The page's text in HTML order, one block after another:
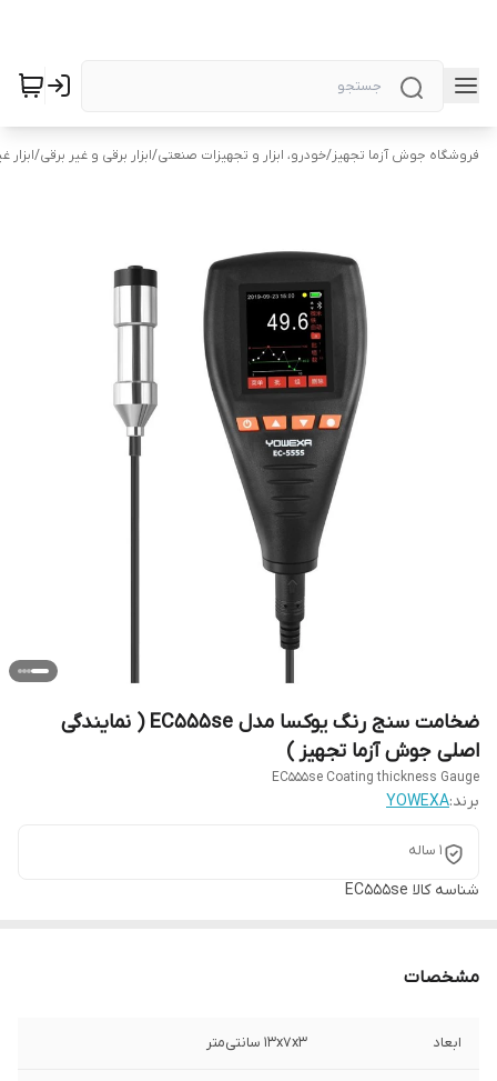
فروشگاه جوش آزما تجهیز/خودرو، ابزار و تجهیزات صنعتی/ابزار برقی و غیر برقی/ابزار
ضخامت سنج رنگ یوکسا مدل EC555se ( نمایندگی
اصلی جوش آزما تجهیز )
EC555se Coating thickness Gauge
برند:YOWEXA
1 ساله
شناسه کالا EC555se
مشخصات
ابعاد 13x7x3 سانتی‌متر